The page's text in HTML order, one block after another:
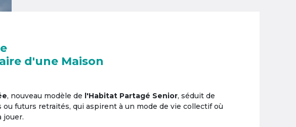
d'une Maison
, nouveau modèle de l'Habitat Partagé Senior, séduit de
futurs retraités, qui aspirent à un mode de vie collectif où
jouer.